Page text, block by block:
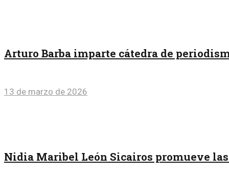
Arturo Barba imparte cátedra de
13 de marzo de 2026
Nidia Maribel León Sicairos promueve